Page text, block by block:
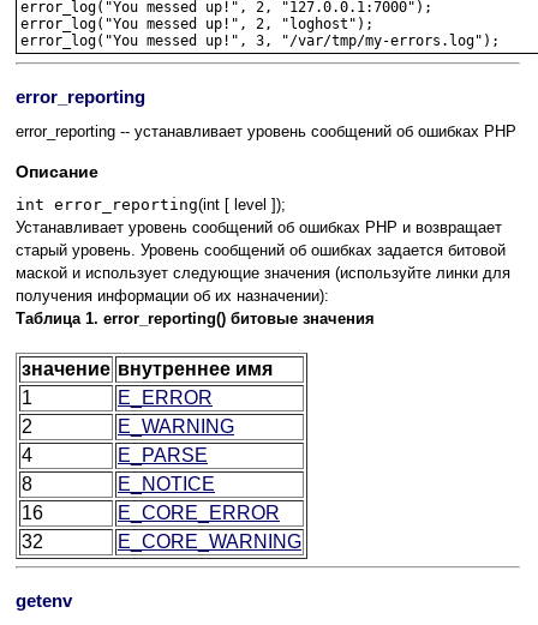
error_log("You messed up!", 2, "127.0.0.1:7000");
error_log("You messed up!", 2, "loghost");
error_log("You messed up!", 3, "/var/tmp/my-errors.log");
error_reporting
error_reporting -- устанавливает уровень сообщений об ошибках PHP
Описание
int error_reporting(int [ level ]);
Устанавливает уровень сообщений об ошибках PHP и возвращает
старый уровень. Уровень сообщений об ошибках задается битовой
маской и использует следующие значения (используйте линки для
получения информации об их назначении):
Таблица 1. error_reporting() битовые значения
значение внутреннее имя
1
E_ERROR
2
E_WARNING
4
E_PARSE
8
E_NOTICE
16
E_CORE_ERROR
32
E_CORE_WARNING
getenv